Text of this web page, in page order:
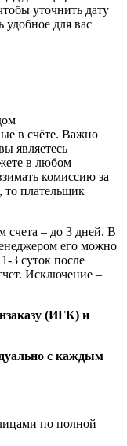
уточнить дату
удобное для вас
в счёте. Важно
являетесь
в любом
комиссию за
плательщик
счета – до 3 дней. В
его можно
3 суток после
Исключение –
(ИГК) и
с каждым
по полной